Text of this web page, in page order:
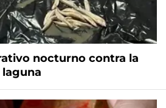
nocturno contra la
laguna